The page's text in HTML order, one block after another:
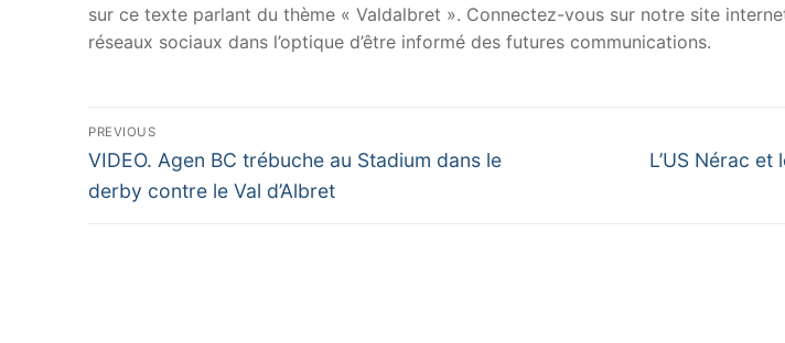
sur ce texte parlant du thème « Valdalbret ». Connectez-vous sur notre site
réseaux sociaux dans l’optique d’être informé des futures communications.
Navigation
de
l’article
PREVIOUS
Previous
post:
VIDEO. Agen BC trébuche au Stadium dans le
derby contre le Val d’Albret
Next
L’US Nérac et